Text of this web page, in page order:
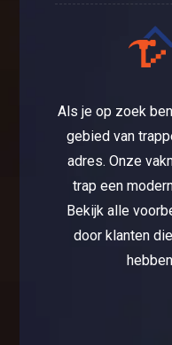
Als je op zoek
gebied van
adres. Onze
trap een
Bekijk alle
door klanten